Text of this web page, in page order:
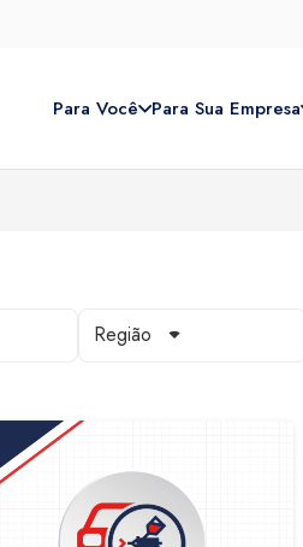
Para Você Para Sua Empresa
Região